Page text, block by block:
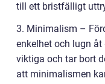
till ett bristfälligt
3. Minimalism –
enkelhet och lugn
viktiga och tar bort
att minimalismen